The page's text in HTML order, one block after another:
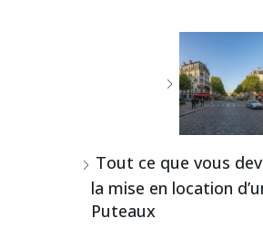
Tout ce que vous
la mise en location
Puteaux